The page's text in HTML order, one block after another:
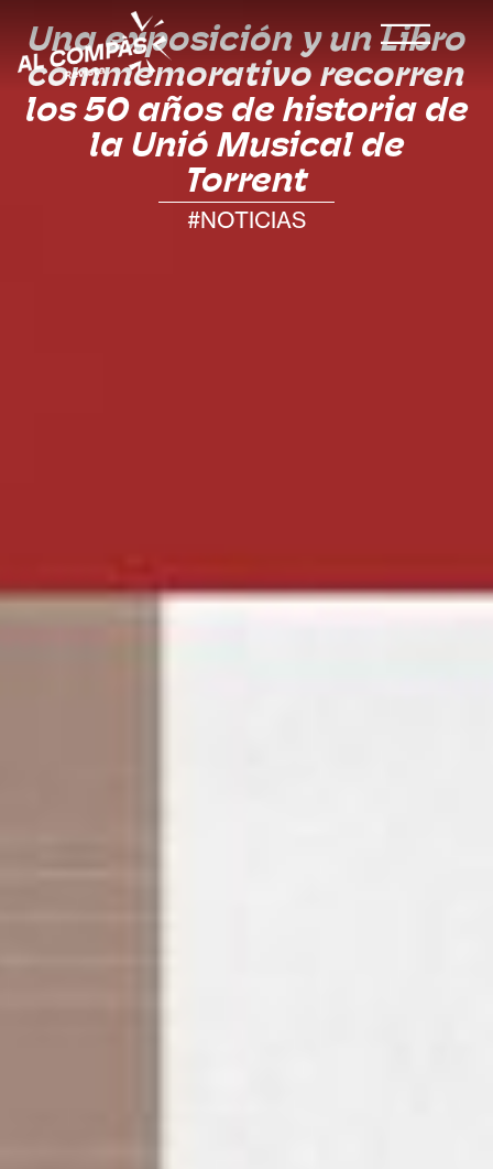
Una exposición y un Libro
commemorativo recorren
los 50 años de historia de
la Unió Musical de
Torrent
#NOTICIAS